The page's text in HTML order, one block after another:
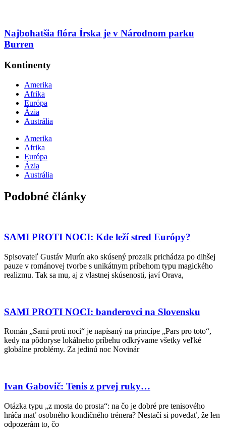
Najbohatšia flóra Írska je v Národnom parku
Burren
Kontinenty
Amerika
Afrika
Európa
Ázia
Austrália
Amerika
Afrika
Európa
Ázia
Austrália
Podobné články
SAMI PROTI NOCI: Kde leží stred Európy?
Spisovateľ Gustáv Murín ako skúsený prozaik prichádza po dlhšej
pauze v románovej tvorbe s unikátnym príbehom typu magického
realizmu. Tak sa mu, aj z vlastnej skúsenosti, javí Orava,
SAMI PROTI NOCI: banderovci na Slovensku
Román „Sami proti noci“ je napísaný na princípe „Pars pro toto“,
kedy na pôdoryse lokálneho príbehu odkrývame všetky veľké
globálne problémy. Za jedinú noc Novinár
Ivan Gabovič: Tenis z prvej ruky…
Otázka typu „z mosta do prosta“: na čo je dobré pre tenisového
hráča mať osobného kondičného trénera? Nestačí si povedať, že len
odpozerám to, čo